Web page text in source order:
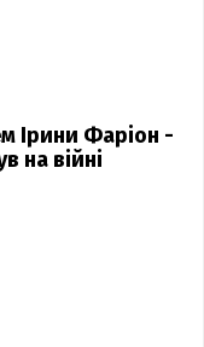
Ірини Фаріон -
на війні